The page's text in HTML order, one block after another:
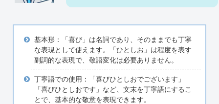
基本形：「喜び」は名詞であり、そのままでも丁寧
な表現として使えます。「ひとしお」は程度を表す
副詞的な表現で、敬語変化は必要ありません。
丁寧語での使用：「喜びひとしおでございます」
「喜びひとしおです」など、文末を丁寧語にするこ
とで、基本的な敬意を表現できます。